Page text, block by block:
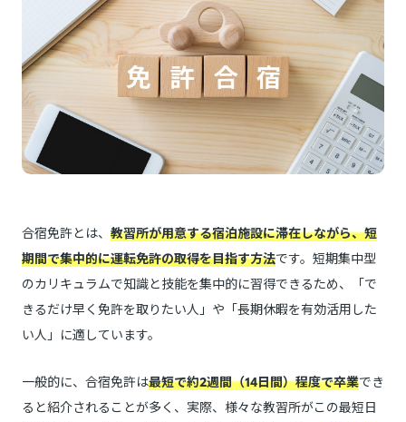
合宿免許とは、 教習所が用意する宿泊施設に滞在しながら、短
期間で集中的に運転免許の取得を目指す方法です。短期集中型
のカリキュラムで知識と技能を集中的に習得できるため、「で
きるだけ早く免許を取りたい人」や「長期休暇を有効活用した
い人」に適しています。
一般的に、合宿免許は最短で約2週間（14日間）程度で卒業でき
ると紹介されることが多く、実際、様々な教習所がこの最短日